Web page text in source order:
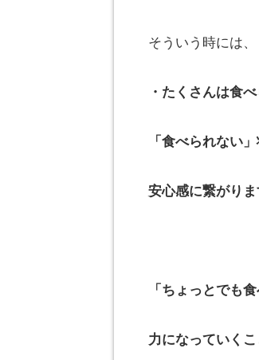
そういう時には、
・たくさんは食
「食べられない
安心感に繋がりま
「ちょっとでも
力になっていく